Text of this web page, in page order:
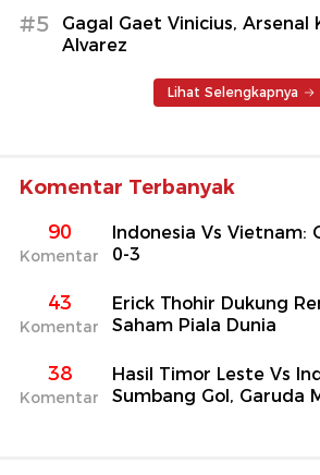
#5
Gagal Gaet Vinicius, Arsenal
Alvarez
Lihat Selengkapnya
Komentar Terbanyak
90
Komentar
Indonesia Vs Vietnam:
0-3
43
Komentar
Erick Thohir Dukung
Saham Piala Dunia
38
Komentar
Hasil Timor Leste Vs
Sumbang Gol, Garuda